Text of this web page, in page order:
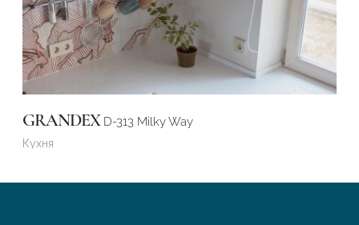
GRANDEX D-313 Milky Way
Кухня